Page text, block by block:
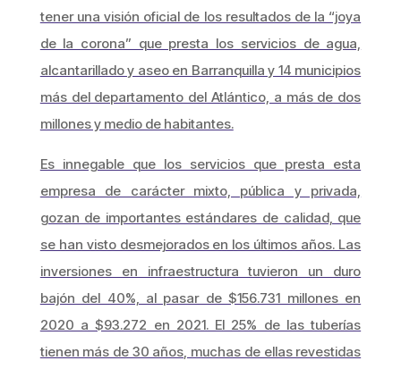
tener una visión oficial de los resultados de la “joya
de la corona” que presta los servicios de agua,
alcantarillado y aseo en Barranquilla y 14 municipios
más del departamento del Atlántico, a más de dos
millones y medio de habitantes.
Es innegable que los servicios que presta esta
empresa de carácter mixto, pública y privada,
gozan de importantes estándares de calidad, que
se han visto desmejorados en los últimos años. Las
inversiones en infraestructura tuvieron un duro
bajón del 40%, al pasar de $156.731 millones en
2020 a $93.272 en 2021. El 25% de las tuberías
tienen más de 30 años, muchas de ellas revestidas